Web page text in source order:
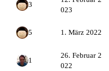
3
023
5 1. März 2022
1
26. Februar 2
022